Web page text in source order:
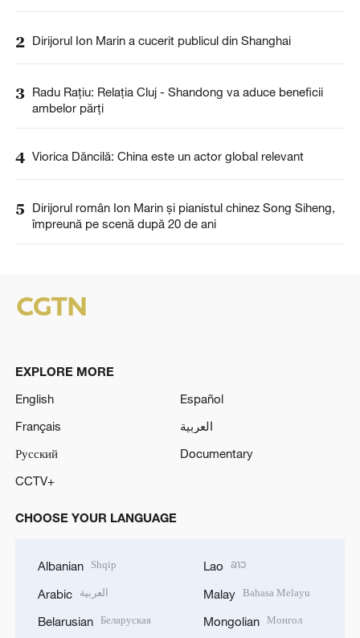
2 Dirijorul Ion Marin a cucerit publicul din Shanghai
3 Radu Rațiu: Relația Cluj - Shandong va aduce beneficii
ambelor părți
4 Viorica Dăncilă: China este un actor global relevant
5
Dirijorul român Ion Marin și pianistul chinez Song Siheng,
împreună pe scenă după 20 de ani
EXPLORE MORE
English
Español
Français
العربية
Русский
Documentary
CCTV+
CHOOSE YOUR LANGUAGE
Albanian Shqip
Arabic العربية
Belarusian Беларуская
Lao ລາວ
Malay Bahasa Melayu
Mongolian Монгол